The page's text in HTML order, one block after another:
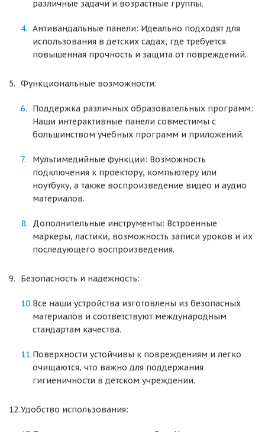
различные задачи и возрастные группы.
Антивандальные панели: Идеально подходят для
использования в детских садах, где требуется
повышенная прочность и защита от повреждений.
Функциональные возможности:
Поддержка различных образовательных программ:
Наши интерактивные панели совместимы с
большинством учебных программ и приложений.
Мультимедийные функции: Возможность
подключения к проектору, компьютеру или
ноутбуку, а также воспроизведение видео и аудио
материалов.
Дополнительные инструменты: Встроенные
маркеры, ластики, возможность записи уроков и их
последующего воспроизведения.
Безопасность и надежность:
Все наши устройства изготовлены из безопасных
материалов и соответствуют международным
стандартам качества.
Поверхности устойчивы к повреждениям и легко
очищаются, что важно для поддержания
гигиеничности в детском учреждении.
Удобство использования: